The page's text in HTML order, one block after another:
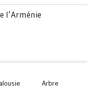
l’Arménie
Arbre